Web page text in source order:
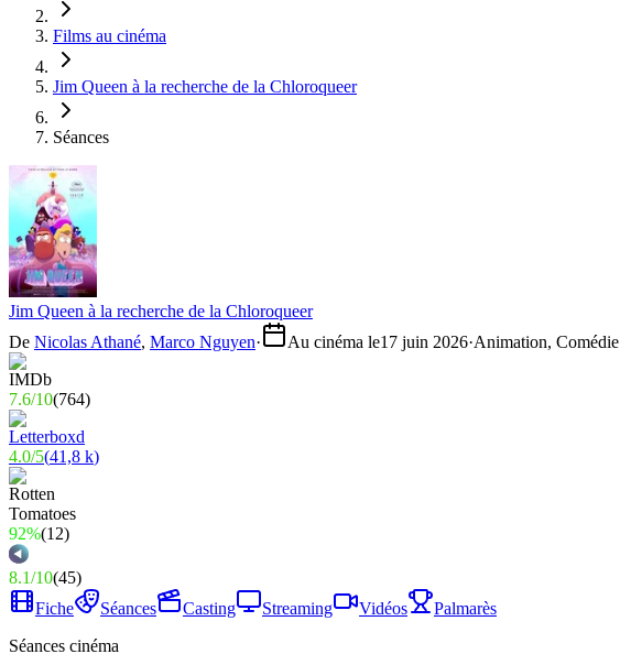
Films au cinéma
Jim Queen à la recherche de la Chloroqueer
Séances
Jim Queen à la recherche de la Chloroqueer
De Nicolas Athané, Marco Nguyen· Au cinéma le17 juin 2026·Animation, Comédie
7.6/10(764)
4.0/5(41,8 k)
92%(12)
8.1/10(45)
Fiche
Séances Casting Streaming Vidéos
Palmarès
Séances cinéma